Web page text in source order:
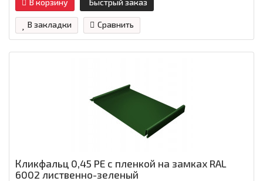
В закладки Сравнить
Кликфальц 0,45 PE с пленкой на замках RAL
6002 лиственно-зеленый